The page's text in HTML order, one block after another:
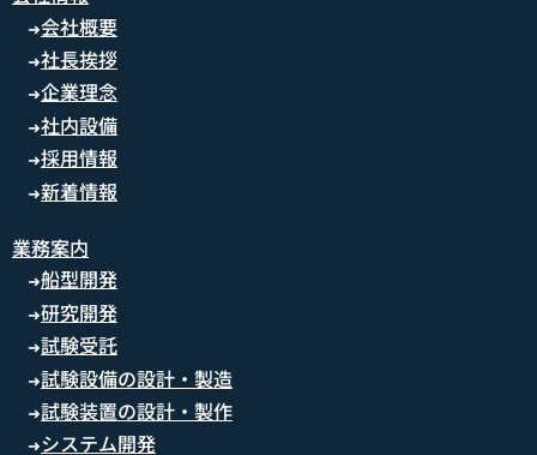
➜会社概要
➜社長挨拶
➜企業理念
➜社内設備
➜採用情報
➜新着情報
業務案内
➜船型開発
➜研究開発
➜試験受託
➜試験設備の設計・製造
➜試験装置の設計・製作
➜システム開発